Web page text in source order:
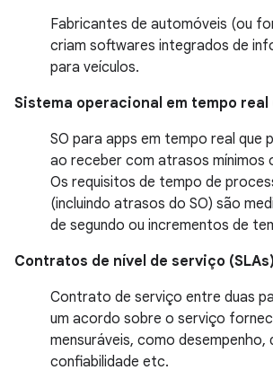
Fabricantes de automóveis (ou
criam softwares integrados de
para veículos.
Sistema operacional em tempo real
SO para apps em tempo real que
ao receber com atrasos mínimos
Os requisitos de tempo de
(incluindo atrasos do SO) são
de segundo ou incrementos de
Contratos de nível de serviço (SLAs)
Contrato de serviço entre duas
um acordo sobre o serviço
mensuráveis, como desempenho,
confiabilidade etc.